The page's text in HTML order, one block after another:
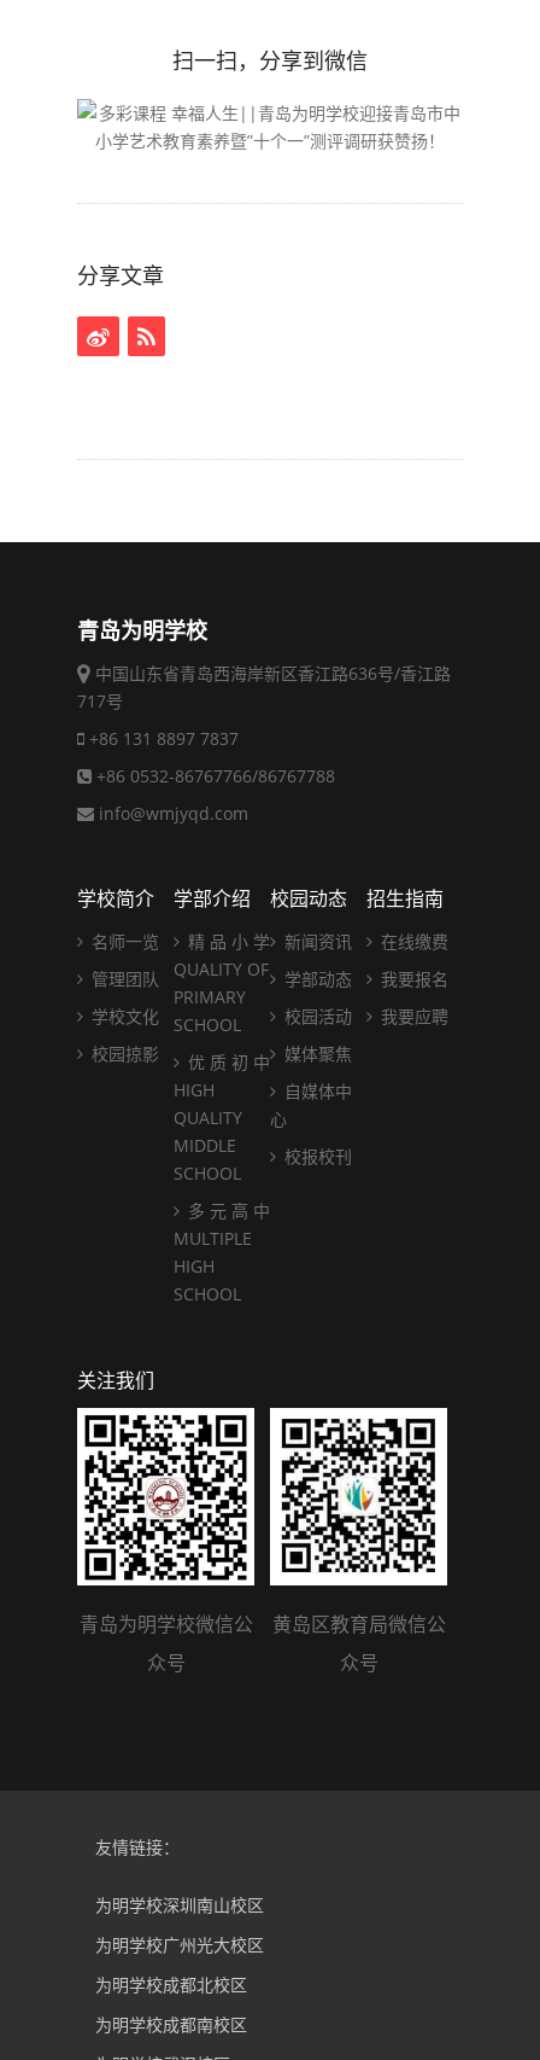
扫一扫，分享到微信
分享文章
青岛为明学校
中国山东省青岛西海岸新区香江路636号/香江路
717号
+86 131 8897 7837
+86 0532-86767766/86767788
info@wmjyqd.com
学校简介
名师一览
管理团队
学校文化
校园掠影
学部介绍
精 品 小 学
QUALITY OF
PRIMARY
SCHOOL
优 质 初 中
HIGH
QUALITY
MIDDLE
SCHOOL
多 元 高 中
MULTIPLE
HIGH
SCHOOL
校园动态
新闻资讯
学部动态
校园活动
媒体聚焦
自媒体中
心
校报校刊
招生指南
在线缴费
我要报名
我要应聘
关注我们
青岛为明学校微信公
众号
黄岛区教育局微信公
众号
友情链接：
为明学校深圳南山校区
为明学校广州光大校区
为明学校成都北校区
为明学校成都南校区